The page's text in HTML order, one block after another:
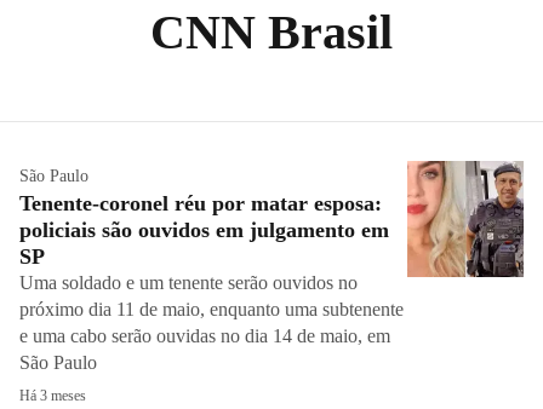
CNN Brasil
São Paulo
Tenente-coronel réu por matar esposa:
policiais são ouvidos em julgamento em
SP
Uma soldado e um tenente serão ouvidos no
próximo dia 11 de maio, enquanto uma subtenente
e uma cabo serão ouvidas no dia 14 de maio, em
São Paulo
Há 3 meses